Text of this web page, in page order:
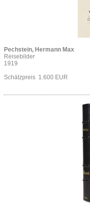
Pechstein, Hermann Max
Reisebilder
1919
Schätzpreis 1.600 EUR